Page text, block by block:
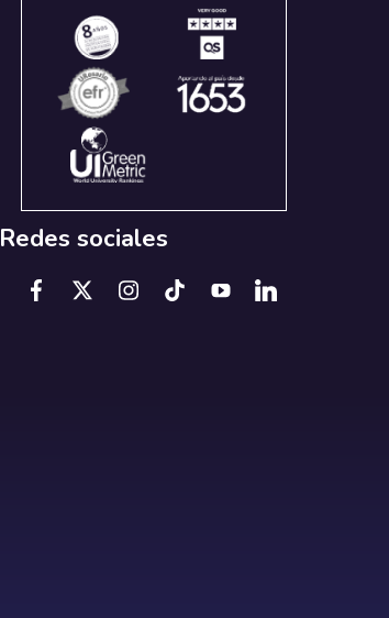
Redes sociales